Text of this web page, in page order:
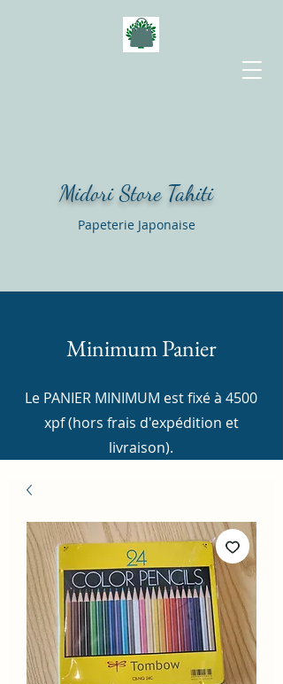
Midori Store Tahiti
Papeterie Japonaise
Minimum Panier
Le PANIER MINIMUM est fixé à 4500
xpf (hors frais d'expédition et
livraison).